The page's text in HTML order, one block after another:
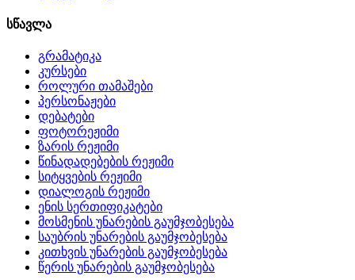
სწავლა
გრამატიკა
კურსები
როლური თამაშები
პერსონაჟები
დებატები
ფოტორეჟიმი
ზარის რეჟიმი
წინადადებების რეჟიმი
სიტყვების რეჟიმი
დიალოგის რეჟიმი
ენის სერთიფიკატები
მოსმენის უნარების გაუმჯობესება
საუბრის უნარების გაუმჯობესება
კითხვის უნარების გაუმჯობესება
წერის უნარების გაუმჯობესება